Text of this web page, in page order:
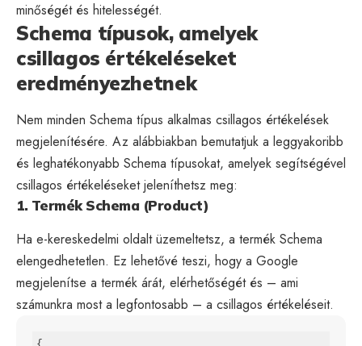
minőségét és hitelességét.
Schema típusok, amelyek
csillagos értékeléseket
eredményezhetnek
Nem minden Schema típus alkalmas csillagos értékelések
megjelenítésére. Az alábbiakban bemutatjuk a leggyakoribb
és leghatékonyabb Schema típusokat, amelyek segítségével
csillagos értékeléseket jeleníthetsz meg:
1. Termék Schema (Product)
Ha e-kereskedelmi oldalt üzemeltetsz, a termék Schema
elengedhetetlen. Ez lehetővé teszi, hogy a Google
megjelenítse a termék árát, elérhetőségét és – ami
számunkra most a legfontosabb – a csillagos értékeléseit.
{